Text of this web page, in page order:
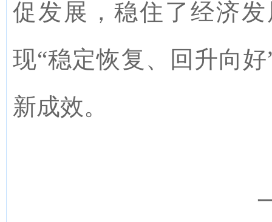
促发展 ，稳住了经济
现“稳定恢复 、 回升向好
新成效。